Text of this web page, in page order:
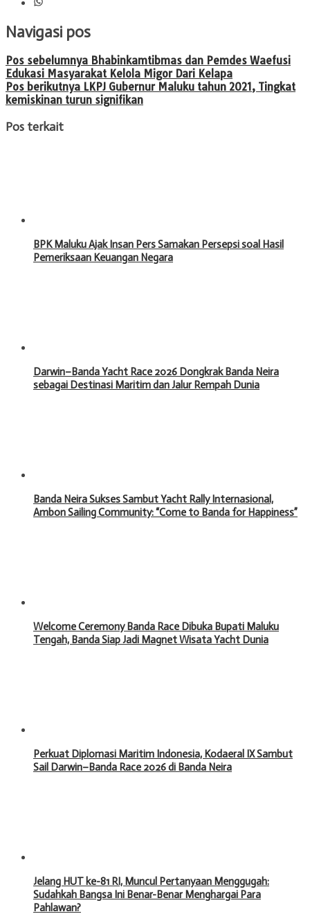
Navigasi pos
Pos sebelumnya Bhabinkamtibmas dan Pemdes Waefusi
Edukasi Masyarakat Kelola Migor Dari Kelapa
Pos berikutnya LKPJ Gubernur Maluku tahun 2021, Tingkat
kemiskinan turun signifikan
Pos terkait
BPK Maluku Ajak Insan Pers Samakan Persepsi soal Hasil
Pemeriksaan Keuangan Negara
Darwin–Banda Yacht Race 2026 Dongkrak Banda Neira
sebagai Destinasi Maritim dan Jalur Rempah Dunia
Banda Neira Sukses Sambut Yacht Rally Internasional,
Ambon Sailing Community: “Come to Banda for Happiness”
Welcome Ceremony Banda Race Dibuka Bupati Maluku
Tengah, Banda Siap Jadi Magnet Wisata Yacht Dunia
Perkuat Diplomasi Maritim Indonesia, Kodaeral IX Sambut
Sail Darwin–Banda Race 2026 di Banda Neira
Jelang HUT ke-81 RI, Muncul Pertanyaan Menggugah:
Sudahkah Bangsa Ini Benar-Benar Menghargai Para
Pahlawan?